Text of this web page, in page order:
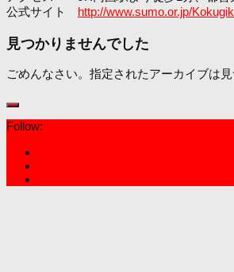
公式サイト http://www.sumo.or.jp/
見つかりませんでした
ごめんなさい。指定されたアーカイブは見
Follow: